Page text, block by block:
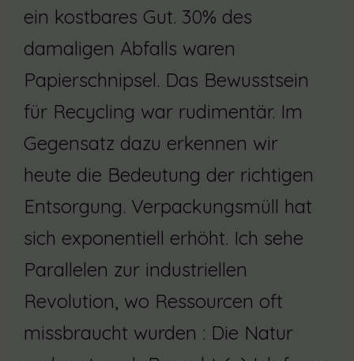
ein kostbares Gut. 30% des
damaligen Abfalls waren
Papierschnipsel. Das Bewusstsein
für Recycling war rudimentär. Im
Gegensatz dazu erkennen wir
heute die Bedeutung der richtigen
Entsorgung. Verpackungsmüll hat
sich exponentiell erhöht. Ich sehe
Parallelen zur industriellen
Revolution, wo Ressourcen oft
missbraucht wurden : Die Natur